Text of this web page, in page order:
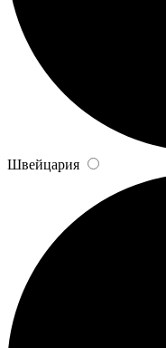
Швейцария